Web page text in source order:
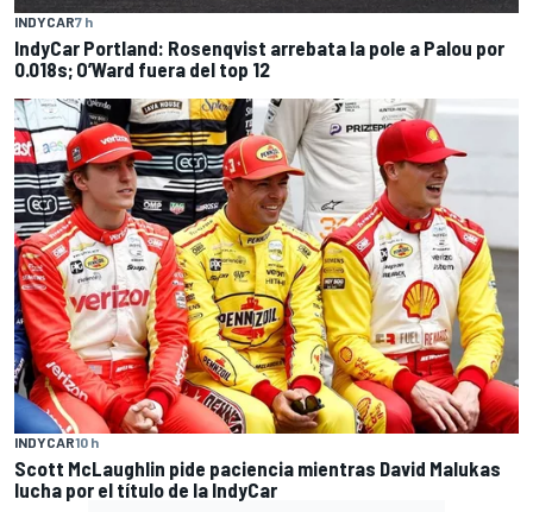
INDYCAR7 h
IndyCar Portland: Rosenqvist arrebata la pole a Palou por
0.018s; O’Ward fuera del top 12
INDYCAR10 h
Scott McLaughlin pide paciencia mientras David Malukas
lucha por el título de la IndyCar